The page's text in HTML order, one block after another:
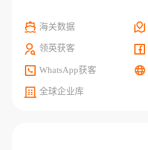
海关数据
领英获客
WhatsApp获客
全球企业库